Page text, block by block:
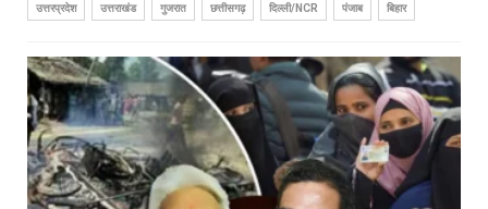
उत्तरप्रदेश उत्तराखंड गुजरात छत्तीसगढ़ दिल्ली/NCR पंजाब बिहार